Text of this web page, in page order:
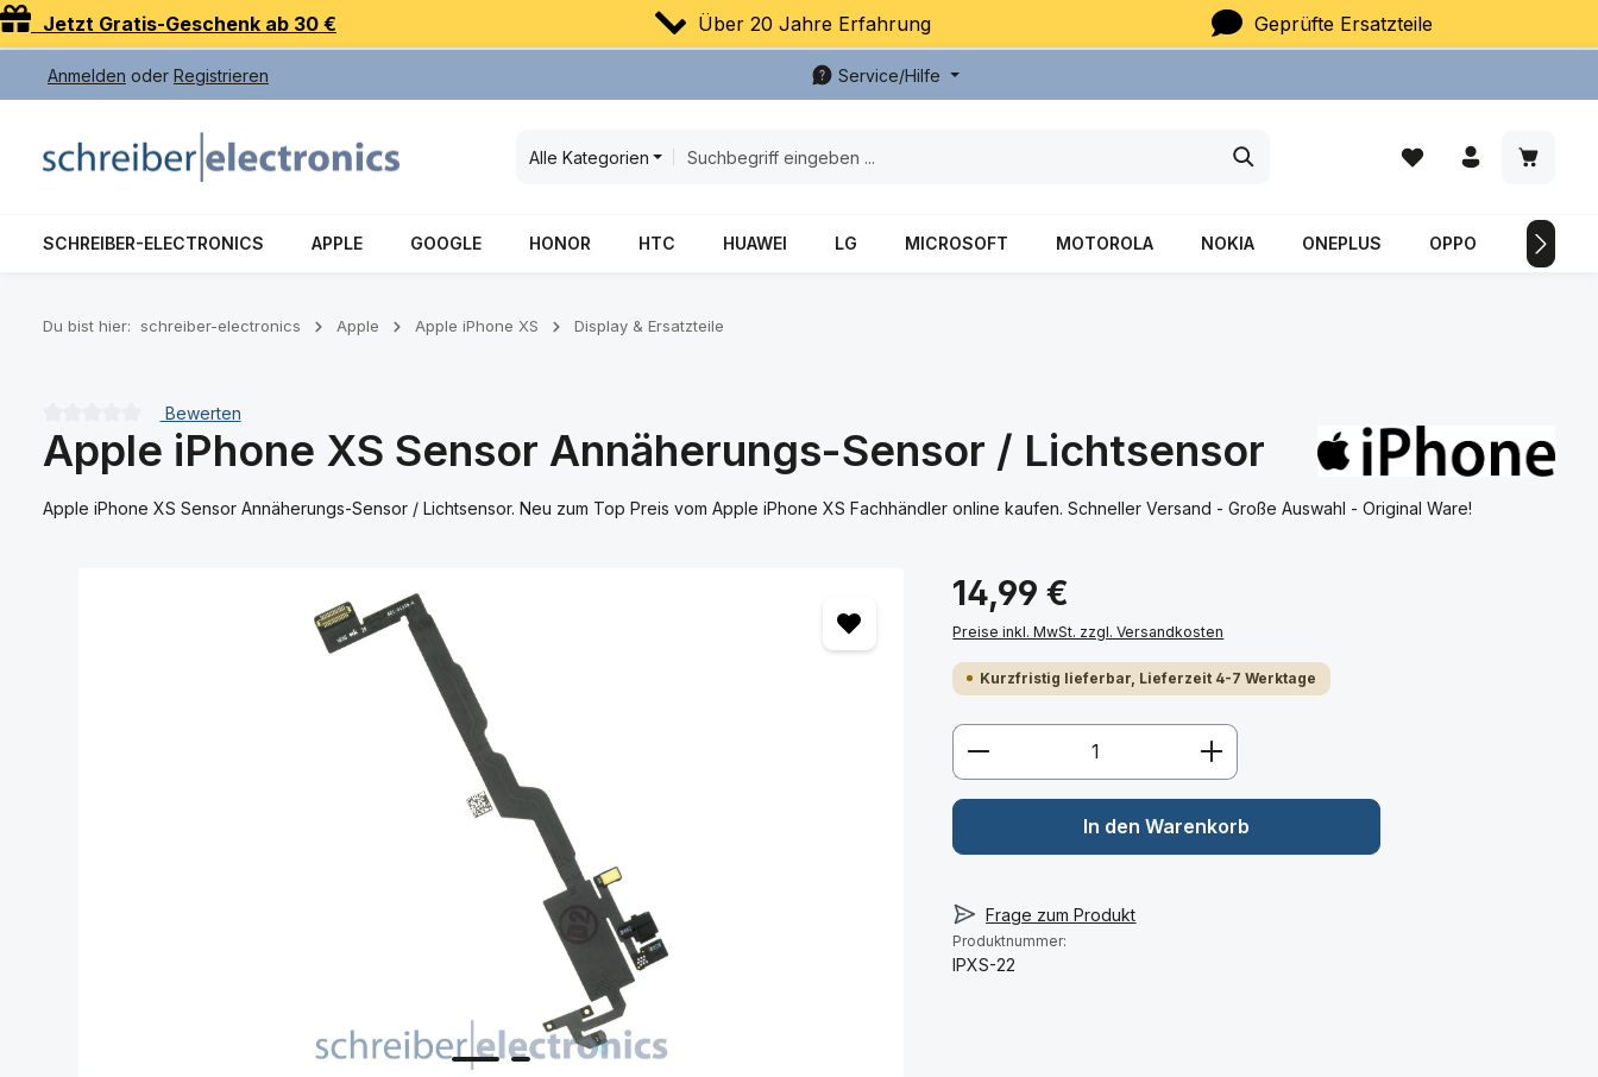
Hauptinhalt springen
Zur Suche springen
Zur Hauptnavigation springen
Jetzt Gratis-Geschenk ab 30 € Über 20 Jahre Erfahrung Geprüfte Ersatzteile
Anmelden oder Registrieren Service/Hilfe
Alle Kategorien
Du hast 0 Produkte
SCHREIBER-ELECTRONICS APPLE GOOGLE HONOR HTC HUAWEI LG MICROSOFT MOTOROLA NOKIA ONEPLUS OPPO
Du bist hier: schreiber-electronics Apple Apple iPhone XS Display & Ersatzteile
Durchschnittliche Bewertung von 0 von 5 Sternen
Bewerten
Apple iPhone XS Sensor Annäherungs-Sensor / Lichtsensor
Apple iPhone XS Sensor Annäherungs-Sensor / Lichtsensor. Neu zum Top Preis vom Apple iPhone XS Fachhändler online kaufen. Schneller Versand - Große Auswahl - Original Ware!
14,99 €
Preise inkl. MwSt. zzgl. Versandkosten
Kurzfristig lieferbar, Lieferzeit 4-7 Werktage
Produkt Anzahl: Gib den gewünschten Wert
In den Warenkorb
Frage zum Produkt
Produktnummer:
IPXS-22